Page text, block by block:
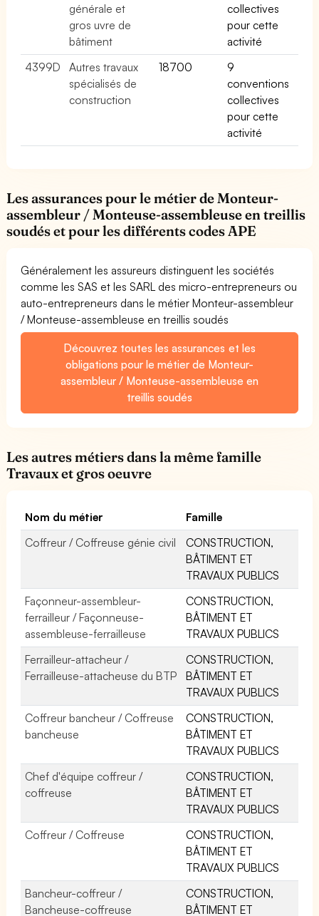
générale et
gros uvre de
bâtiment
collectives
pour cette
activité
4399D
Autres travaux
spécialisés de
construction
18700
9
conventions
collectives
pour cette
activité
Les assurances pour le métier de Monteur-
assembleur / Monteuse-assembleuse en treillis
soudés et pour les différents codes APE
Généralement les assureurs distinguent les sociétés
comme les SAS et les SARL des micro-entrepreneurs ou
auto-entrepreneurs dans le métier Monteur-assembleur
/ Monteuse-assembleuse en treillis soudés
Découvrez toutes les assurances et les
obligations pour le métier de Monteur-
assembleur / Monteuse-assembleuse en
treillis soudés
Les autres métiers dans la même famille
Travaux et gros oeuvre
Nom du métier
Famille
Coffreur / Coffreuse génie civil
CONSTRUCTION,
BÂTIMENT ET
TRAVAUX PUBLICS
Façonneur-assembleur-
ferrailleur / Façonneuse-
assembleuse-ferrailleuse
CONSTRUCTION,
BÂTIMENT ET
TRAVAUX PUBLICS
Ferrailleur-attacheur /
Ferrailleuse-attacheuse du BTP
CONSTRUCTION,
BÂTIMENT ET
TRAVAUX PUBLICS
Coffreur bancheur / Coffreuse
bancheuse
CONSTRUCTION,
BÂTIMENT ET
TRAVAUX PUBLICS
Chef d'équipe coffreur /
coffreuse
CONSTRUCTION,
BÂTIMENT ET
TRAVAUX PUBLICS
Coffreur / Coffreuse
CONSTRUCTION,
BÂTIMENT ET
TRAVAUX PUBLICS
Bancheur-coffreur /
Bancheuse-coffreuse
CONSTRUCTION,
BÂTIMENT ET